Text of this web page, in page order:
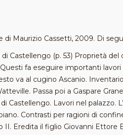
di Maurizio Cassetti, 2009. Di
Castellengo (p. 53) Proprietà
fa eseguire importanti
va al cugino Ascanio.
Passa poi a Gaspare
Castellengo. Lavori nel palazzo.
Contrasti per ragioni di
II. Eredita il figlio Giovanni